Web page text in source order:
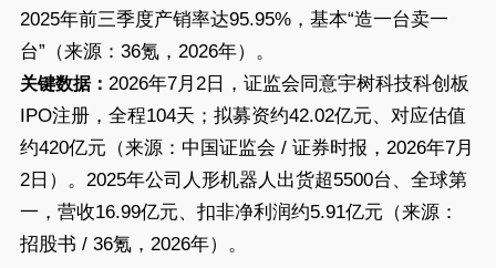
2025年前三季度产销率达95.95%，基本“造一台卖一
台”（来源：36氪，2026年）。
关键数据： 2026年7月2日，证监会同意宇树科技科创板
IPO注册，全程104天；拟募资约42.02亿元、对应估值
约420亿元（来源：中国证监会 / 证券时报，2026年7月
2日）。2025年公司人形机器人出货超5500台、全球第
一，营收16.99亿元、扣非净利润约5.91亿元（来源：
招股书 / 36氪，2026年）。